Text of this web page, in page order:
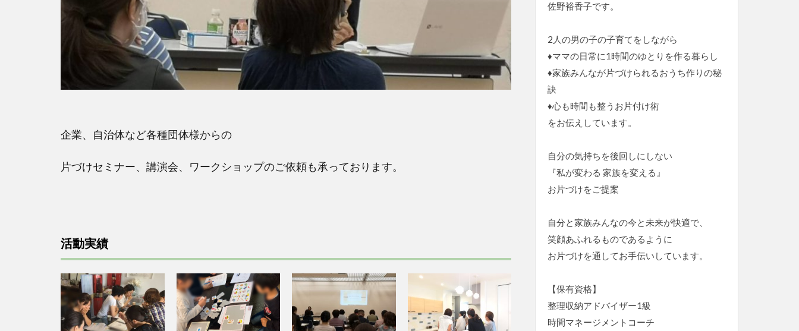
企業、自治体など各種団体様からの
片づけセミナー、講演会、ワークショップのご依頼も承っております。
活動実績
佐野裕香子です。
2人の男の子の子育てをしながら
♦ママの日常に1時間のゆとりを作る暮らし
♦家族みんなが片づけられるおうち作りの秘
訣
♦心も時間も整うお片付け術
をお伝えしています。
自分の気持ちを後回しにしない
『私が変わる 家族を変える』
お片づけをご提案
自分と家族みんなの今と未来が快適で、
笑顔あふれるものであるように
お片づけを通してお手伝いしています。
【保有資格】
整理収納アドバイザー1級
時間マネージメントコーチ